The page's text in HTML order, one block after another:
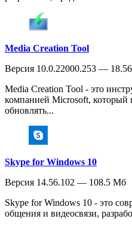
Media Creation Tool
Версия 10.0.22000.253 —
Media Creation Tool - это
компанией Microsoft, который
обновлять...
Skype for Windows 10
Версия 14.56.102 — 108.5 Мб
Skype for Windows 10 - это
общения и видеосвязи,